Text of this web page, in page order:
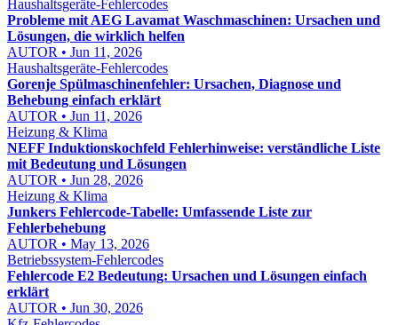
Haushaltsgeräte-Fehlercodes
Probleme mit AEG Lavamat Waschmaschinen: Ursachen und
Lösungen, die wirklich helfen
AUTOR • Jun 11, 2026
Haushaltsgeräte-Fehlercodes
Gorenje Spülmaschinenfehler: Ursachen, Diagnose und
Behebung einfach erklärt
AUTOR • Jun 11, 2026
Heizung & Klima
NEFF Induktionskochfeld Fehlerhinweise: verständliche Liste
mit Bedeutung und Lösungen
AUTOR • Jun 28, 2026
Heizung & Klima
Junkers Fehlercode-Tabelle: Umfassende Liste zur
Fehlerbehebung
AUTOR • May 13, 2026
Betriebssystem-Fehlercodes
Fehlercode E2 Bedeutung: Ursachen und Lösungen einfach
erklärt
AUTOR • Jun 30, 2026